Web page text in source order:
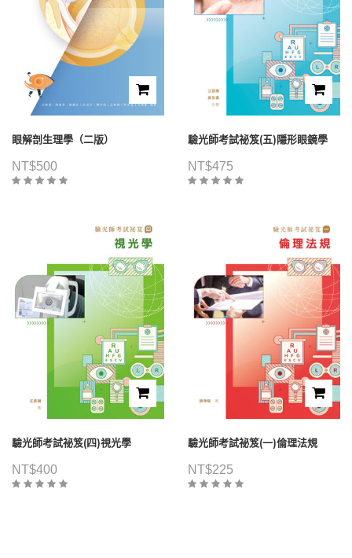
眼解剖生理學（二版）
NT$500
驗光師考試祕笈(五)隱形眼鏡學
NT$475
驗光師考試祕笈(四)視光學
NT$400
驗光師考試祕笈(一)倫理法規
NT$225